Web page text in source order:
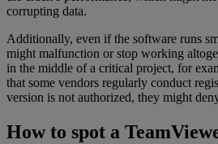
corrupting data.
Additionally, even if the software runs
might malfunction or stop working
in the middle of a critical project, for
that some vendors regularly conduct
version is not authorized, they might
How to spot a